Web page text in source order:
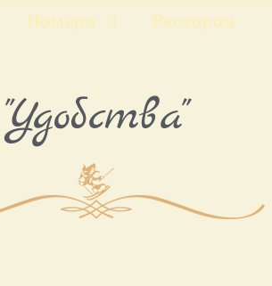
Номера Ресторан
"Удобства"